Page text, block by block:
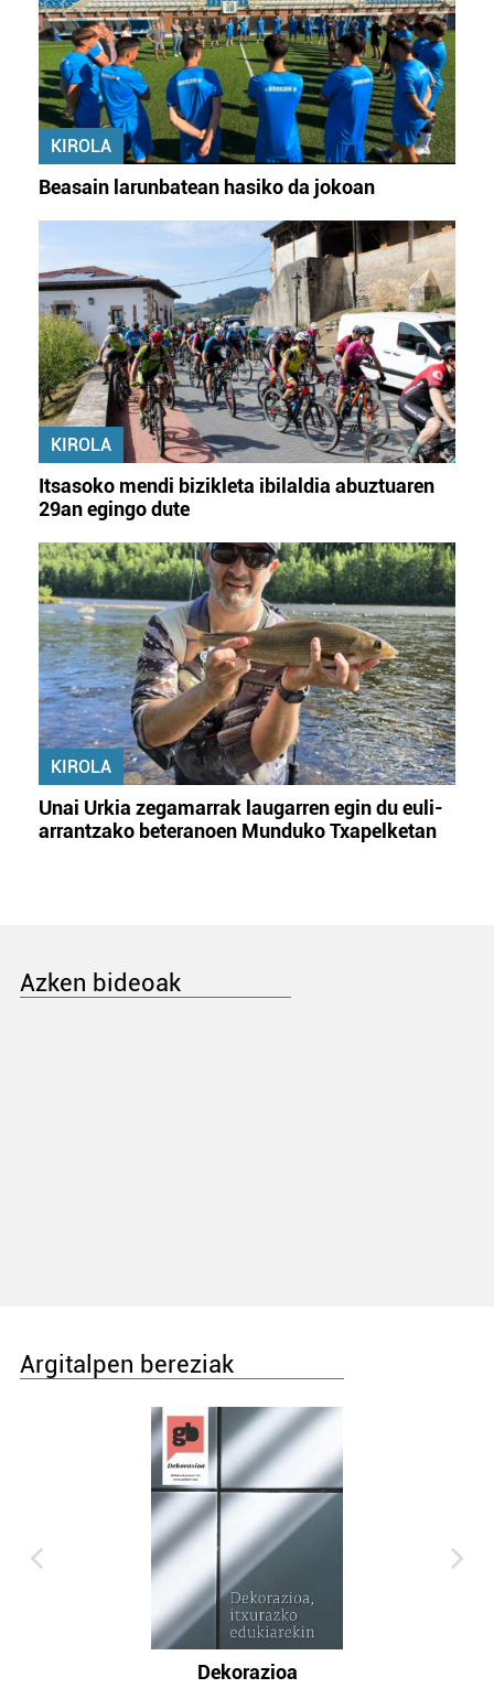
KIROLA
Beasain larunbatean hasiko da jokoan
KIROLA
Itsasoko mendi bizikleta ibilaldia abuztuaren
29an egingo dute
KIROLA
Unai Urkia zegamarrak laugarren egin du euli-
arrantzako beteranoen Munduko Txapelketan
Azken bideoak
Argitalpen bereziak
Dekorazioa